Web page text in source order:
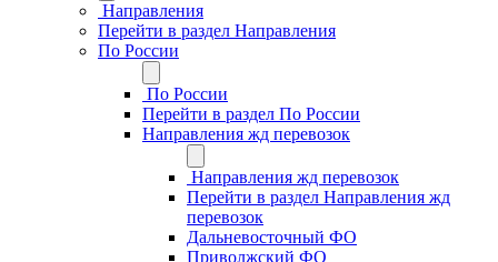
Направления
Перейти в раздел Направления
По России
По России
Перейти в раздел По России
Направления жд перевозок
Направления жд перевозок
Перейти в раздел Направления жд
перевозок
Дальневосточный ФО
Приволжский ФО